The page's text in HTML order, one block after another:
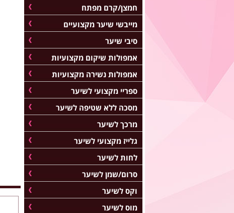
חמצן/קרם מפתח
מייבשי שיער מקצועיים
סיבי שיער
אמפולות שיקום מקצועיות
אמפולות נשירה מקצועיות
ספריי מקצועי לשיער
מסכה ללא שטיפה לשיער
מרכך לשיער
גלייז מקצועי לשיער
לחות לשיער
סרום/שמן לשיער
וקס לשיער
מוס לשיער